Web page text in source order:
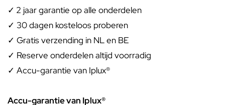
✓ 2 jaar garantie op alle onderdelen
✓ 30 dagen kosteloos proberen
✓ Gratis verzending in NL en BE
✓ Reserve onderdelen altijd voorradig
✓ Accu-garantie van Iplux®
Accu-garantie van Iplux®